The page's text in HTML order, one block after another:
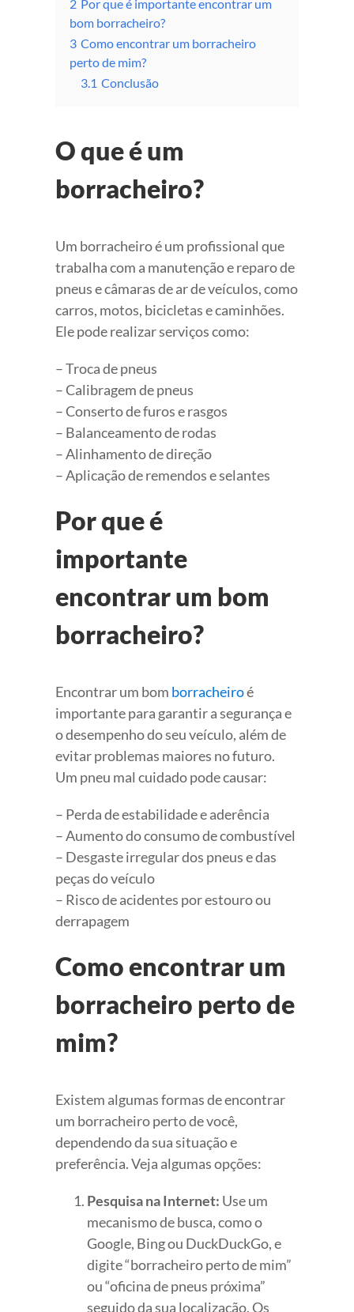
2 Por que é importante encontrar um
bom borracheiro?
3 Como encontrar um borracheiro
perto de mim?
3.1 Conclusão
O que é um
borracheiro?
Um borracheiro é um profissional que
trabalha com a manutenção e reparo de
pneus e câmaras de ar de veículos, como
carros, motos, bicicletas e caminhões.
Ele pode realizar serviços como:
– Troca de pneus
– Calibragem de pneus
– Conserto de furos e rasgos
– Balanceamento de rodas
– Alinhamento de direção
– Aplicação de remendos e selantes
Por que é
importante
encontrar um bom
borracheiro?
Encontrar um bom borracheiroé
importante para garantir a segurança e
o desempenho do seu veículo, além de
evitar problemas maiores no futuro.
Um pneu mal cuidado pode causar:
– Perda de estabilidade e aderência
– Aumento do consumo de combustível
– Desgaste irregular dos pneus e das
peças do veículo
– Risco de acidentes por estouro ou
derrapagem
Como encontrar um
borracheiro perto de
mim?
Existem algumas formas de encontrar
um borracheiro perto de você,
dependendo da sua situação e
preferência. Veja algumas opções:
Pesquisa na Internet: Use um
mecanismo de busca, como o
Google, Bing ou DuckDuckGo, e
digite “borracheiro perto de mim”
ou “oficina de pneus próxima”
seguido da sua localização. Os